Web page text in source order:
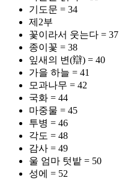
기도문 = 34
제2부
꽃이라서 웃는다 = 37
종이꽃 = 38
잎새의 변(辯) = 40
가을 하늘 = 41
모과나무 = 42
국화 = 44
마중물 = 45
투병 = 46
각도 = 48
감사 = 49
울 엄마 텃밭 = 50
성에 = 52